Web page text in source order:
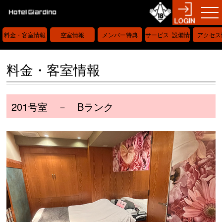
料金・客室情報 空室情報 メンバー特典
サービス･設備情
報
アクセ
料金・客室情報
201号室 － Bランク